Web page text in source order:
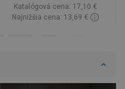
Katalógová cena: 17,10 €
Najnižšia cena: 13,69 €